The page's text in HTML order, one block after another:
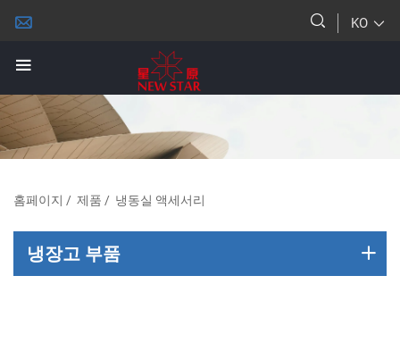
KO
홈페이지 / 제품 / 냉동실 액세서리
냉장고 부품